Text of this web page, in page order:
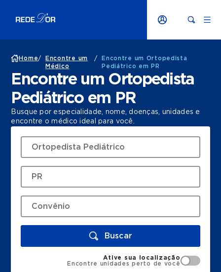
Home/
Encontre um
Médico
/
Encontre um Ortopedista
Pediátrico em PR
Encontre um Ortopedista
Pediátrico em PR
Busque por especialidade, nome, doenças, unidades e
encontre o médico ideal para você.
Buscar
Ative sua localização
Encontre unidades perto de você